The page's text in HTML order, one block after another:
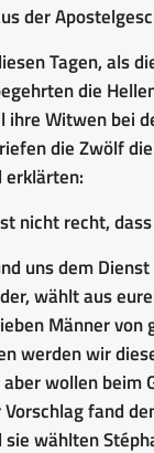
der
Tagen, als
die
ihre Witwen bei
die Zwölf
erklärten:
nicht recht,
uns dem
wählt aus
Männer von
werden wir
wollen beim
Vorschlag fand
sie wählten